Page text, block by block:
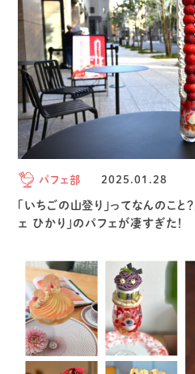
パフェ部 2025.01.28
「いちごの山登り」ってなんのこと
ェ ひかり」のパフェが凄すぎた！